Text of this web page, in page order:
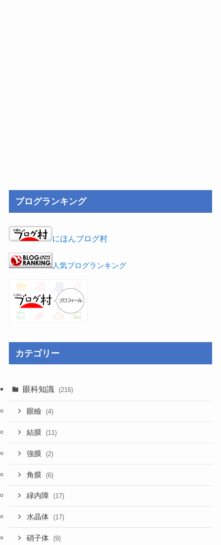
ブログランキング
にほんブログ村
人気ブログランキング
カテゴリー
眼科知識 (216)
眼瞼 (4)
結膜 (11)
強膜 (2)
角膜 (6)
緑内障 (17)
水晶体 (17)
硝子体 (9)